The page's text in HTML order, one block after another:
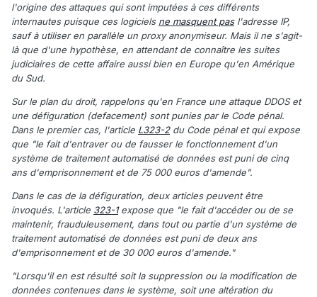
l'origine des attaques qui sont imputées à ces différents
internautes puisque ces logiciels ne masquent pasl'adresse IP,
sauf à utiliser en parallèle un proxy anonymiseur. Mais il ne s'agit-
là que d'une hypothèse, en attendant de connaître les suites
judiciaires de cette affaire aussi bien en Europe qu'en Amérique
du Sud.
Sur le plan du droit, rappelons qu'en France une attaque DDOS et
une défiguration (defacement) sont punies par le Code pénal.
Dans le premier cas, l'article L323-2du Code pénal et qui expose
que "le fait d'entraver ou de fausser le fonctionnement d'un
système de traitement automatisé de données est puni de cinq
ans d'emprisonnement et de 75 000 euros d'amende".
Dans le cas de la défiguration, deux articles peuvent être
invoqués. L'article 323-1expose que "le fait d'accéder ou de se
maintenir, frauduleusement, dans tout ou partie d'un système de
traitement automatisé de données est puni de deux ans
d'emprisonnement et de 30 000 euros d'amende."
"Lorsqu'il en est résulté soit la suppression ou la modification de
données contenues dans le système, soit une altération du